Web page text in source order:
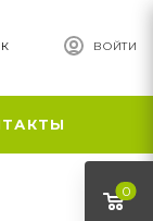
ВОЙТИ
0